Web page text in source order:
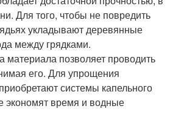
Для того, чтобы не повредить
укладывают деревянные
между грядками.
материала позволяет проводить
его. Для упрощения
системы капельного
экономят время и водные